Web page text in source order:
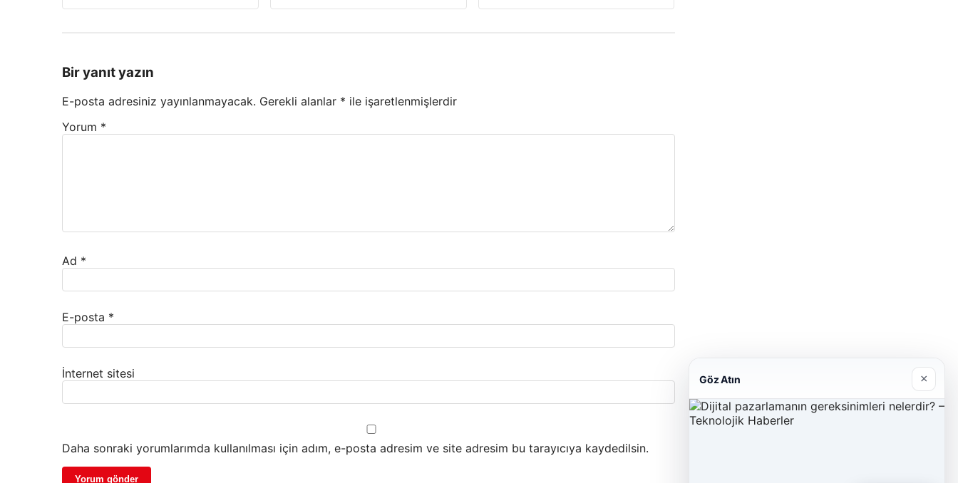
Bir yanıt yazın
E-posta adresiniz yayınlanmayacak. Gerekli alanlar * ile işaretlenmişlerdir
Yorum *
Ad *
E-posta *
İnternet sitesi
Daha sonraki yorumlarımda kullanılması için adım, e-posta adresim ve site adresim bu tarayıcıya kaydedilsin.
Göz Atın ×